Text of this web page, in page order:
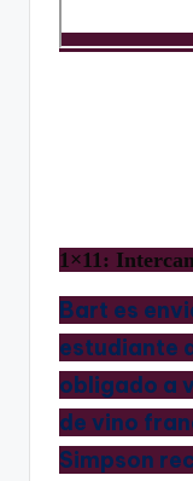
1×11:
Bart es
estudiante
obligado a
de vino
Simpson